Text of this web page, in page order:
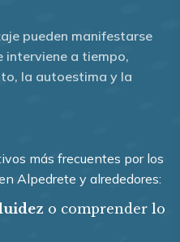
pueden manifestarse
interviene a tiempo,
la autoestima y la
más frecuentes por los
Alpedrete y alrededores:
o comprender lo